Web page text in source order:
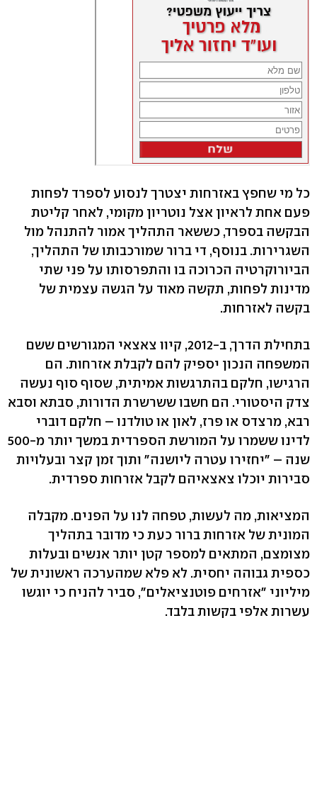
כל מי שחפץ באזרחות יצטרך לנסוע לספרד לפחות
פעם אחת לראיון אצל נוטריון מקומי, לאחר קליטת
הבקשה בספרד, כששאר התהליך אמור להתנהל מול
השגרירות. בנוסף, די ברור שמורכבותו של התהליך,
הביורוקרטיה הכרוכה בו והתפרסותו על פני שתי
מדינות לפחות, תקשה מאוד על הגשה עצמית של
בקשה לאזרחות.
בתחילת הדרך, ב-2012, קיוו צאצאי המגורשים ששם
המשפחה הנכון יספיק להם לקבלת אזרחות. הם
הרגישו, חלקם בהתרגשות אמיתית, שסוף סוף נעשה
צדק היסטורי. הם חשבו ששרשרת הדורות, סבתא וסבא
רבא, מרצדס או פרז, לאון או טולדנו – חלקם דוברי
לדינו ששמרו על המורשת הספרדית במשך יותר מ-500
שנה – "יחזירו עטרה ליושנה" ותוך זמן קצר ובעלויות
סבירות יוכלו צאצאיהם לקבל אזרחות ספרדית.
המציאות, מה לעשות, טפחה לנו על הפנים. מקבלה
המונית של אזרחות ברור כעת כי מדובר בתהליך
מצומצם, המתאים למספר קטן יותר אנשים ובעלות
כספית גבוהה יחסית. לא פלא שמהערכה ראשונית של
מיליוני "אזרחים פוטנציאלים", סביר להניח כי יוגשו
עשרות אלפי בקשות בלבד.